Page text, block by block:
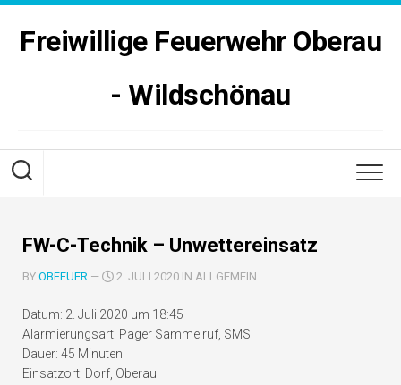
Skip
contentFreiwillige Feuerwehr Oberau
- Wildschönau
FW-C-Technik – Unwettereinsatz
BY OBFEUER — 2. JULI 2020 IN ALLGEMEIN
Datum: 2. Juli 2020 um 18:45
Alarmierungsart: Pager Sammelruf, SMS
Dauer: 45 Minuten
Einsatzort: Dorf, Oberau